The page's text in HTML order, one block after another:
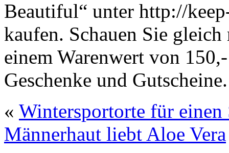
Beautiful“ unter http://
kaufen. Schauen Sie
einem Warenwert von
Geschenke und Gutscheine.
« Wintersportorte für
Männerhaut liebt Aloe Vera